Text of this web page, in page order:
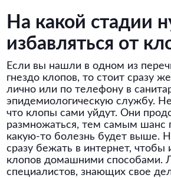
На какой стадии
избавляться от
Если вы нашли в одном из
гнездо клопов, то стоит сразу
лично или по телефону в
эпидемиологическую службу.
что клопы сами уйдут. Они
размножаться, тем самым шанс
какую-то болезнь будет выше.
сразу бежать в интернет, чтобы
клопов домашними способами.
специалистов, знающих свое